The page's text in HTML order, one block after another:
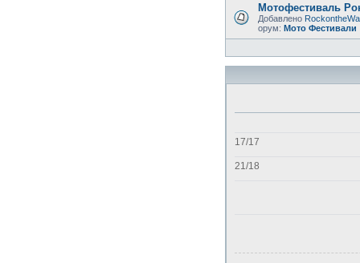
Мотофестиваль
Добавлено
орум: Мото Фестивали
17/17
21/18